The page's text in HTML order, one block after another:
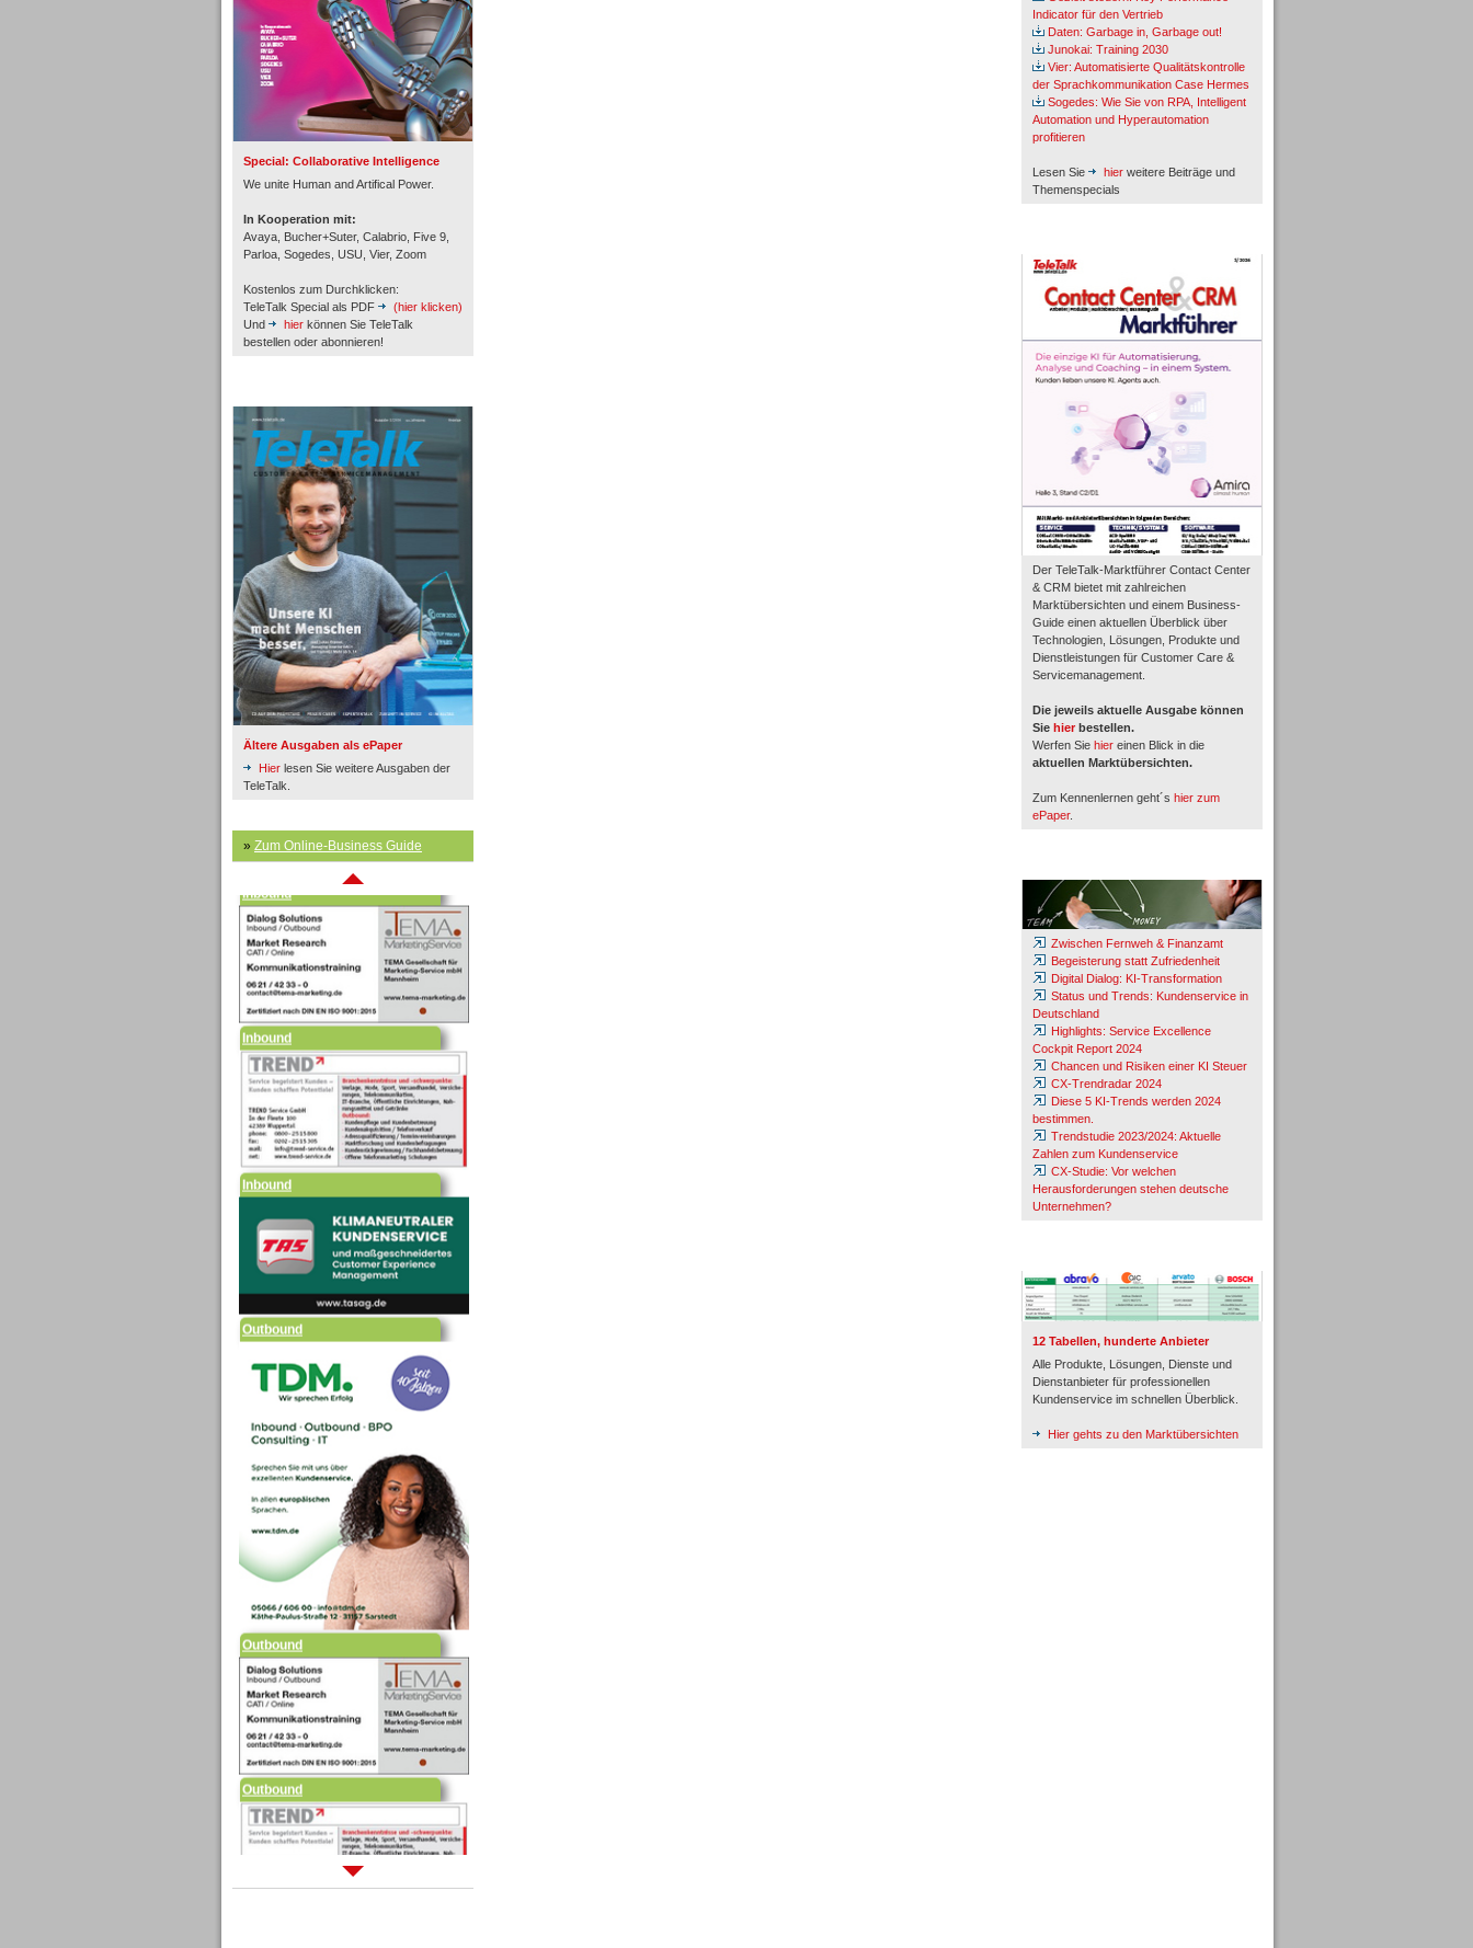
Special: Collaborative Intelligence
We unite Human and Artifical Power.
In Kooperation mit:
Avaya, Bucher+Suter, Calabrio, Five 9,
Parloa, Sogedes, USU, Vier, Zoom
Kostenlos zum Durchklicken:
TeleTalk Special als PDF
(hier klicken)
Und
hier können Sie TeleTalk
bestellen oder abonnieren!
Ältere Ausgaben als ePaper
Hier lesen Sie weitere Ausgaben der
TeleTalk.
» Zum Online-Business Guide
Inbound
Inbound
Inbound
Inbound
Inbound
Outbound
Outbound
Sprachdialogsysteme u. Ki/
Indicator für den Vertrieb
Daten: Garbage in, Garbage out!
Junokai: Training 2030
Vier: Automatisierte Qualitätskontrolle
der Sprachkommunikation Case Hermes
Sogedes: Wie Sie von RPA, Intelligent
Automation und Hyperautomation
profitieren
Lesen Sie hier weitere Beiträge und
Themenspecials
Der TeleTalk-Marktführer Contact Center
& CRM bietet mit zahlreichen
Marktübersichten und einem Business-
Guide einen aktuellen Überblick über
Technologien, Lösungen, Produkte und
Dienstleistungen für Customer Care &
Servicemanagement.
Die jeweils aktuelle Ausgabe können
Sie hier bestellen.
Werfen Sie hier einen Blick in die
aktuellen Marktübersichten.
Zum Kennenlernen geht´s hier zum
ePaper.
Zwischen Fernweh & Finanzamt
Begeisterung statt Zufriedenheit
Digital Dialog: KI-Transformation
Status und Trends: Kundenservice in
Deutschland
Highlights: Service Excellence
Cockpit Report 2024
Chancen und Risiken einer KI Steuer
CX-Trendradar 2024
Diese 5 KI-Trends werden 2024
bestimmen.
Trendstudie 2023/2024: Aktuelle
Zahlen zum Kundenservice
CX-Studie: Vor welchen
Herausforderungen stehen deutsche
Unternehmen?
12 Tabellen, hunderte Anbieter
Alle Produkte, Lösungen, Dienste und
Dienstanbieter für professionellen
Kundenservice im schnellen Überblick.
Hier gehts zu den Marktübersichten